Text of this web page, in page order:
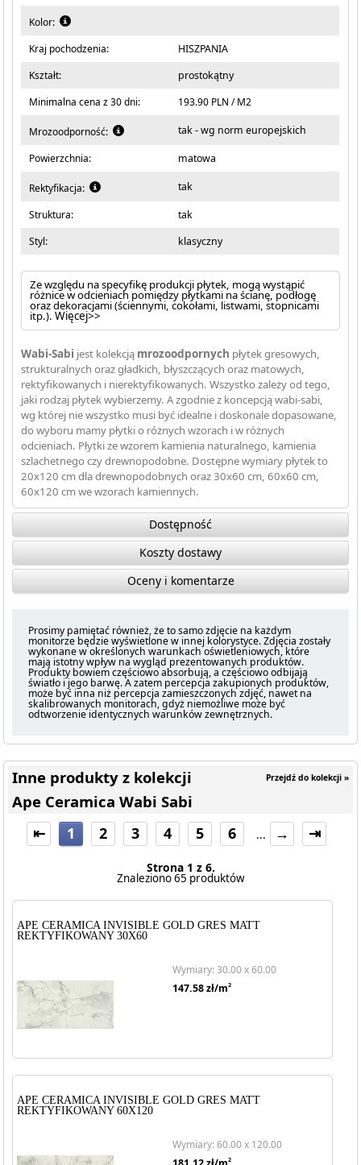
Kolor:
Kraj pochodzenia:
HISZPANIA
Kształt:
prostokątny
Minimalna cena z 30 dni:
193.90 PLN / M2
Mrozoodporność: tak - wg norm europejskich
Powierzchnia: matowa
Rektyfikacja: tak
Struktura:
tak
Styl:
klasyczny
Ze względu na specyfikę produkcji płytek, mogą wystąpić
różnice w odcieniach pomiędzy płytkami na ścianę, podłogę
oraz dekoracjami (ściennymi, cokołami, listwami, stopnicami
itp.).Więcej>>
Wabi-Sabi jest kolekcją mrozoodpornych płytek gresowych,
strukturalnych oraz gładkich, błyszczących oraz matowych,
rektyfikowanych i nierektyfikowanych. Wszystko zależy od tego,
jaki rodzaj płytek wybierzemy. A zgodnie z koncepcją wabi-sabi,
wg której nie wszystko musi być idealne i doskonale dopasowane,
do wyboru mamy płytki o różnych wzorach i w różnych
odcieniach. Płytki ze wzorem kamienia naturalnego, kamienia
szlachetnego czy drewnopodobne. Dostępne wymiary płytek to
20x120 cm dla drewnopodobnych oraz 30x60 cm, 60x60 cm,
60x120 cm we wzorach kamiennych.
Dostępność
Koszty dostawy
Oceny i komentarze
Prosimy pamiętać również, że to samo zdjęcie na każdym
monitorze będzie wyświetlone w innej kolorystyce. Zdjęcia zostały
wykonane w określonych warunkach oświetleniowych, które
mają istotny wpływ na wygląd prezentowanych produktów.
Produkty bowiem częściowo absorbują, a częściowo odbijają
światło i jego barwę. A zatem percepcja zakupionych produktów,
może być inna niż percepcja zamieszczonych zdjęć, nawet na
skalibrowanych monitorach, gdyż niemożliwe może być
odtworzenie identycznych warunków zewnętrznych.
Przejdź do kolekcji »
Inne produkty z kolekcji
Ape Ceramica Wabi Sabi
⇤ 1 2 3 4 5 6 ... → ⇥
Strona 1 z 6.
Znaleziono 65 produktów
APE CERAMICA INVISIBLE GOLD GRES MATT
REKTYFIKOWANY 30X60
Wymiary: 30.00 x 60.00
147.58zł/m2
APE CERAMICA INVISIBLE GOLD GRES MATT
REKTYFIKOWANY 60X120
Wymiary: 60.00 x 120.00
2